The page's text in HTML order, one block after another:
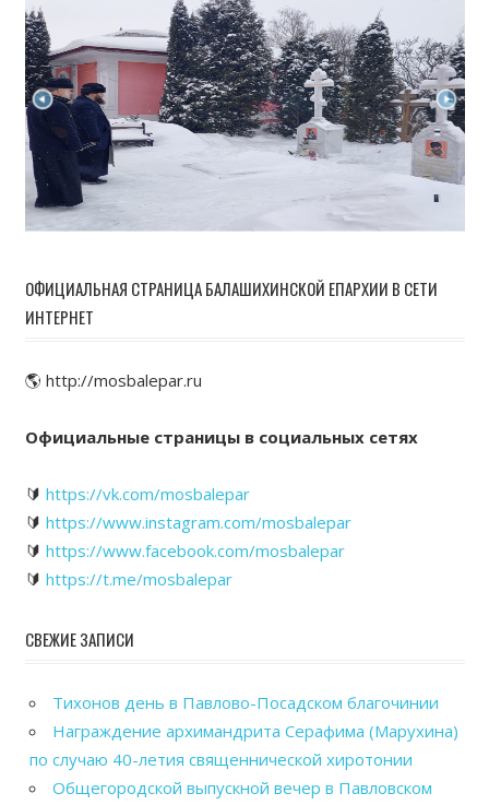
ОФИЦИАЛЬНАЯ СТРАНИЦА БАЛАШИХИНСКОЙ ЕПАРХИИ В СЕТИ
ИНТЕРНЕТ
🌎 http://mosbalepar.ru
Официальные страницы в социальных сетях
🔰 https://vk.com/mosbalepar
🔰 https://www.instagram.com/mosbalepar
🔰 https://www.facebook.com/mosbalepar
🔰 https://t.me/mosbalepar
СВЕЖИЕ ЗАПИСИ
Тихонов день в Павлово-Посадском благочинии
Награждение архимандрита Серафима (Марухина)
по случаю 40-летия священнической хиротонии
Общегородской выпускной вечер в Павловском